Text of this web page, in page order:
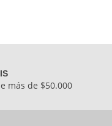
más de $50.000